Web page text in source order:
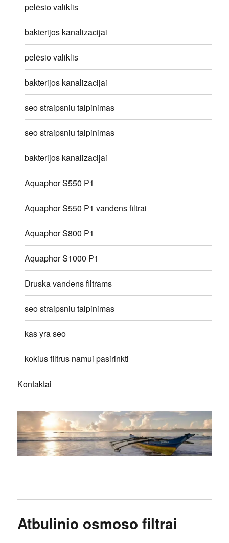
pelėsio valiklis
bakterijos kanalizacijai
pelėsio valiklis
bakterijos kanalizacijai
seo straipsniu talpinimas
seo straipsniu talpinimas
bakterijos kanalizacijai
Aquaphor S550 P1
Aquaphor S550 P1 vandens filtrai
Aquaphor S800 P1
Aquaphor S1000 P1
Druska vandens filtrams
seo straipsniu talpinimas
kas yra seo
kokius filtrus namui pasirinkti
Kontaktai
Atbulinio osmoso filtrai